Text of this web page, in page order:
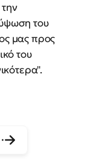
του
μας προς
του